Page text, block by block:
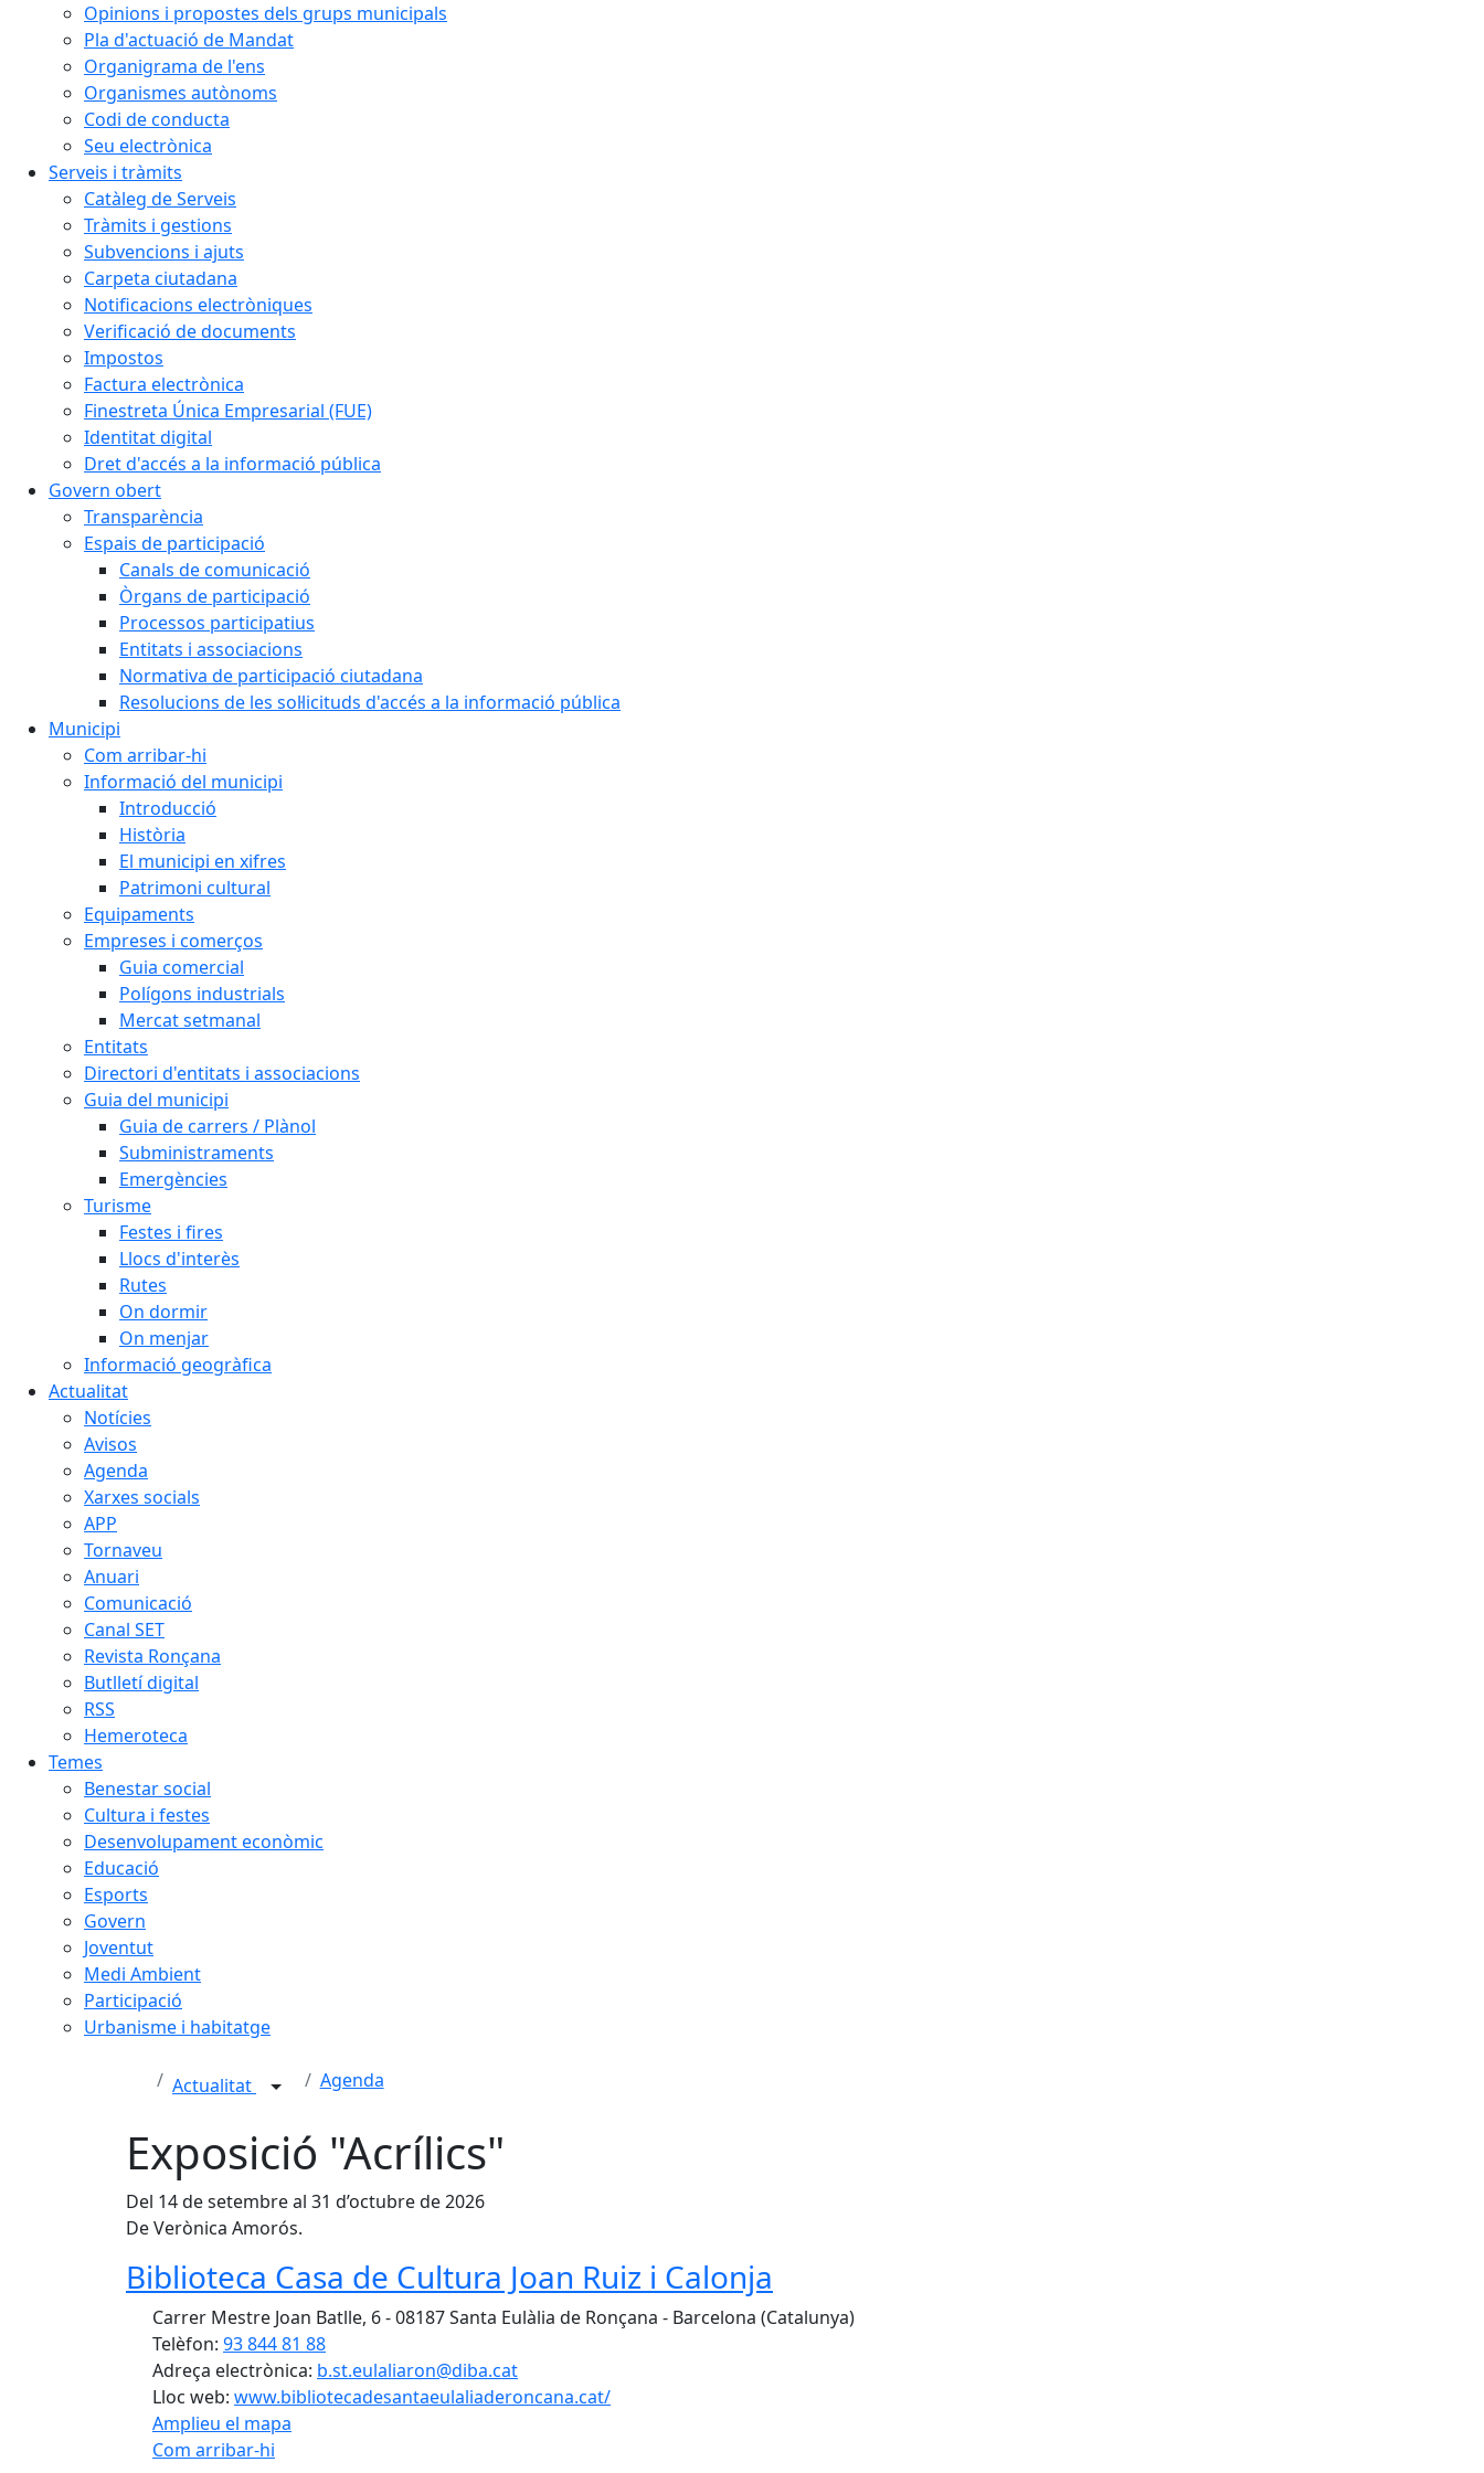
Opinions i propostes dels grups municipals
Pla d'actuació de Mandat
Organigrama de l'ens
Organismes autònoms
Codi de conducta
Seu electrònica
Serveis i tràmits
Catàleg de Serveis
Tràmits i gestions
Subvencions i ajuts
Carpeta ciutadana
Notificacions electròniques
Verificació de documents
Impostos
Factura electrònica
Finestreta Única Empresarial (FUE)
Identitat digital
Dret d'accés a la informació pública
Govern obert
Transparència
Espais de participació
Canals de comunicació
Òrgans de participació
Processos participatius
Entitats i associacions
Normativa de participació ciutadana
Resolucions de les sol·licituds d'accés a la informació pública
Municipi
Com arribar-hi
Informació del municipi
Introducció
Història
El municipi en xifres
Patrimoni cultural
Equipaments
Empreses i comerços
Guia comercial
Polígons industrials
Mercat setmanal
Entitats
Directori d'entitats i associacions
Guia del municipi
Guia de carrers / Plànol
Subministraments
Emergències
Turisme
Festes i fires
Llocs d'interès
Rutes
On dormir
On menjar
Informació geogràfica
Actualitat
Notícies
Avisos
Agenda
Xarxes socials
APP
Tornaveu
Anuari
Comunicació
Canal SET
Revista Ronçana
Butlletí digital
RSS
Hemeroteca
Temes
Benestar social
Cultura i festes
Desenvolupament econòmic
Educació
Esports
Govern
Joventut
Medi Ambient
Participació
Urbanisme i habitatge
Actualitat Agenda
Exposició "Acrílics"
Del 14 de setembre al 31 d’octubre de 2026
De Verònica Amorós.
Biblioteca Casa de Cultura Joan Ruiz i Calonja
Carrer Mestre Joan Batlle, 6 - 08187 Santa Eulàlia de Ronçana - Barcelona (Catalunya)
Telèfon: 93 844 81 88
Adreça electrònica: b.st.eulaliaron@diba.cat
Lloc web: www.bibliotecadesantaeulaliaderoncana.cat/
Amplieu el mapa
Com arribar-hi